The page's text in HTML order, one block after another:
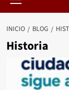
INICIO BLOG
Historia